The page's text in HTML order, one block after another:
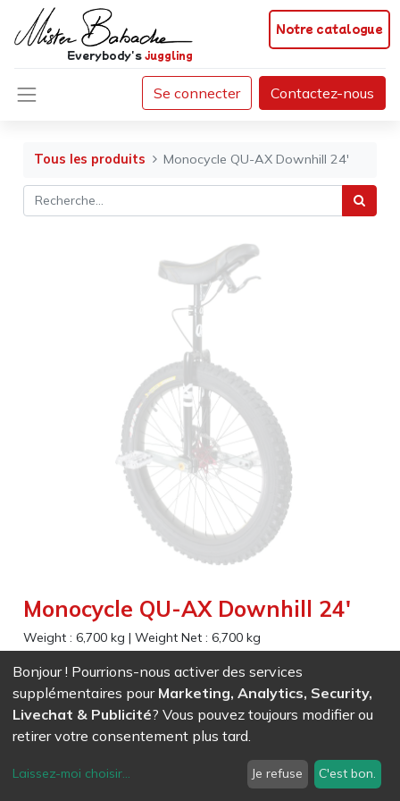
Notre catalogue
Everybody'sjuggling
Se connecter Contactez-nous
Tous les produits Monocycle QU-AX Downhill 24'
Monocycle QU-AX Downhill 24'
Weight :6,700 kg|Weight Net :6,700 kg
A beststeller , strong and comfotable , for adults, beginners
or experienced . Excellent to practice for Downhill. This
unicycle comes with a disc brake and a handle under the
sattle.
Minimum inseam size 68 cm
Bonjour ! Pourrions-nous activer des services
supplémentaires pour Marketing, Analytics, Security,
Livechat & Publicité? Vous pouvez toujours modifier ou
retirer votre consentement plus tard.
Laissez-moi choisir... Je refuse C'est bon.